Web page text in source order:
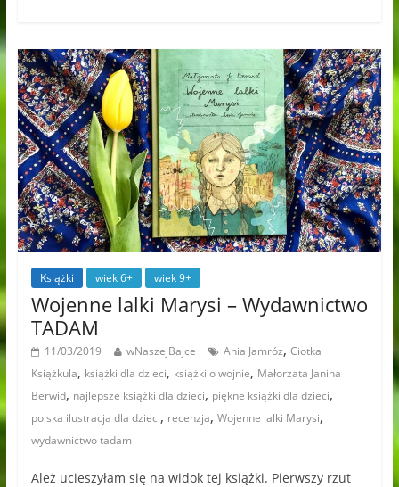
Książki wiek 6+ wiek 9+
Wojenne lalki Marysi – Wydawnictwo
TADAM
11/03/2019 wNaszejBajce Ania Jamróz, Ciotka
Książkula, książki dla dzieci, książki o wojnie, Małorzata Janina
Berwid, najlepsze książki dla dzieci, piękne książki dla dzieci,
polska ilustracja dla dzieci, recenzja, Wojenne lalki Marysi,
wydawnictwo tadam
Ależ ucieszyłam się na widok tej książki. Pierwszy rzut